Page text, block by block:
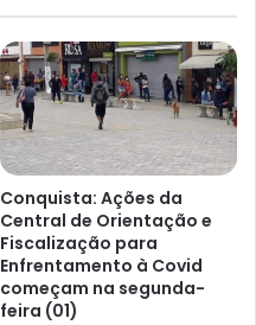
Conquista: Ações da
Central de Orientação e
Fiscalização para
Enfrentamento à Covid
começam na segunda-
feira (01)